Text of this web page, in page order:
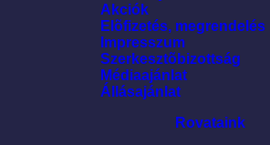
Akciók
Elõfizetés, megrendelés
Impresszum
Szerkesztõbizottság
Médiaajánlat
Állásajánlat
Rovataink